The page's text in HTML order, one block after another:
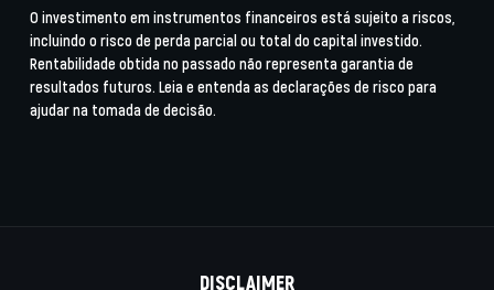
O investimento em instrumentos financeiros está sujeito a riscos,
incluindo o risco de perda parcial ou total do capital investido.
Rentabilidade obtida no passado não representa garantia de
resultados futuros. Leia e entenda as declarações de risco para
ajudar na tomada de decisão.
DISCLAIMER